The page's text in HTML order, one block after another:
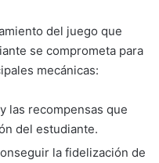
del juego que
se comprometa para
mecánicas:
las recompensas que
del estudiante.
la fidelización de